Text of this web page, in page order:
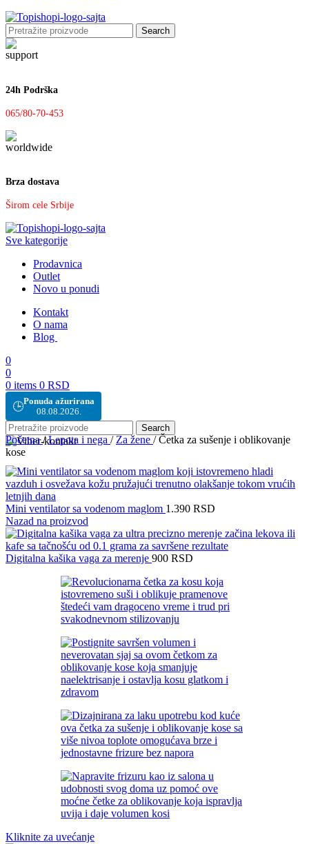
Search
24h Podrška
065/80-70-453
Brza dostava
Širom cele Srbije
Sve kategorije
Prodavnica
Outlet
Novo u ponudi
Kontakt
O nama
Blog
0
0
0 items 0 RSD
🕒Ponuda ažurirana
08.08.2026.
Search
Početna/ Lepota i nega / Za žene / Četka za sušenje i oblikovanje
kose
Mini ventilator sa vodenom maglom 1.390 RSD
Nazad na proizvod
Digitalna kašika vaga za merenje 900 RSD
Kliknite za uvećanje